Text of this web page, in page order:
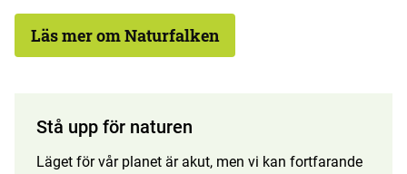
Läs mer om Naturfalken
Stå upp för naturen
Läget för vår planet är akut, men vi kan fortfarande